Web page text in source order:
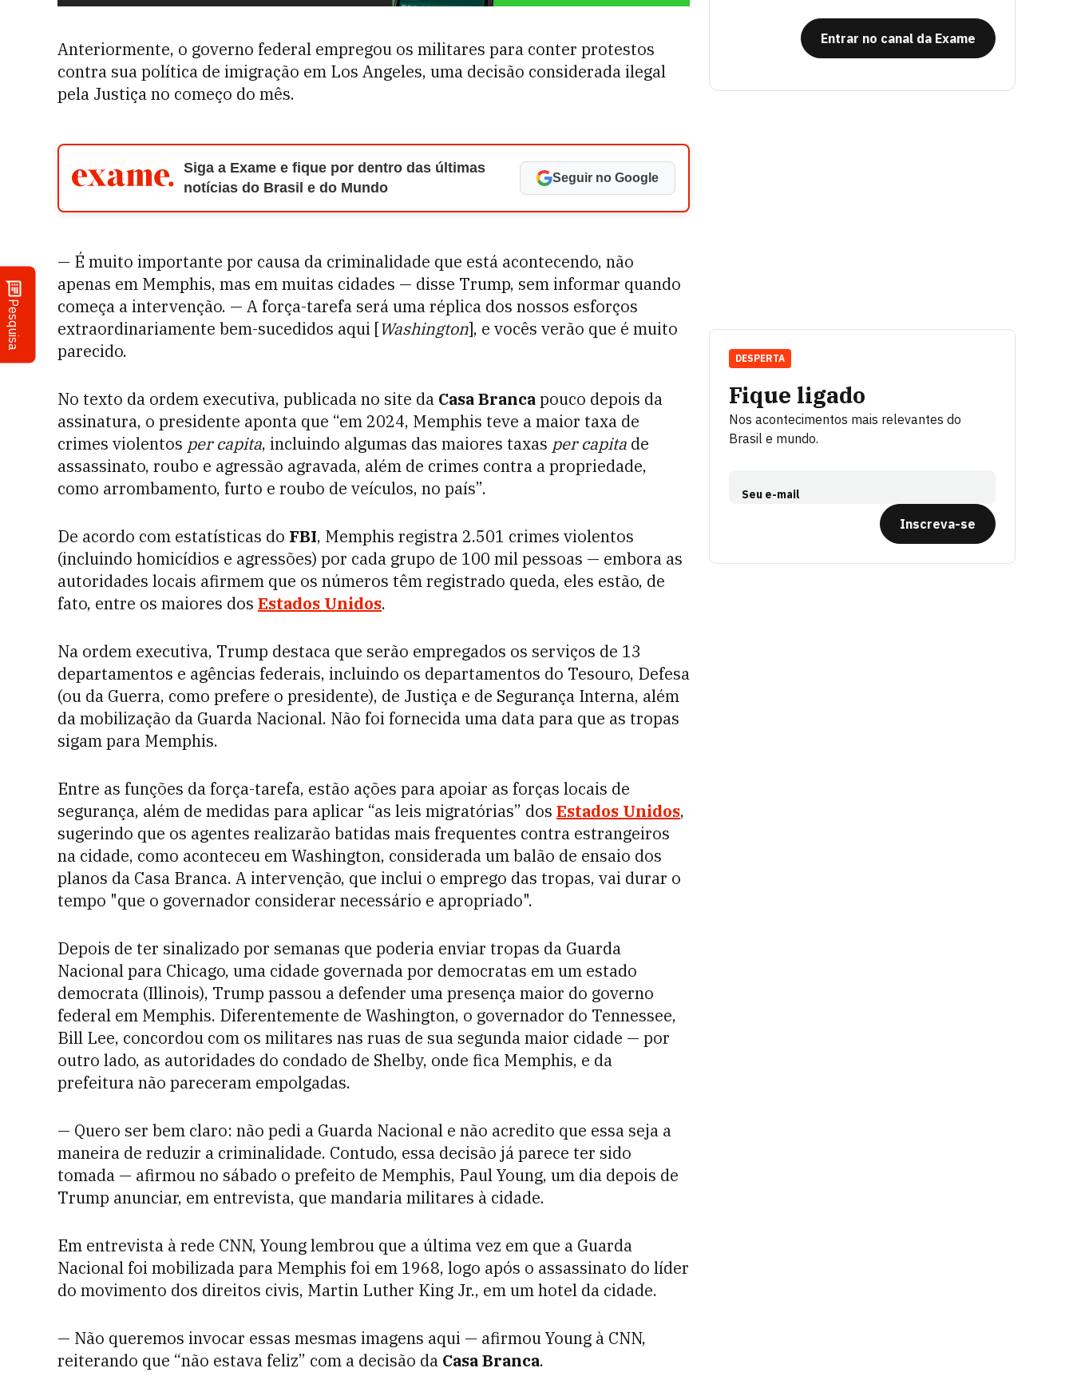
Pesquisa
Anteriormente, o governo federal empregou os militares para conter protestos
contra sua política de imigração em Los Angeles, uma decisão considerada ilegal
pela Justiça no começo do mês.
Siga a Exame e fique por dentro das últimas
notícias do Brasil e do Mundo
Seguir no Google
— É muito importante por causa da criminalidade que está acontecendo, não
apenas em Memphis, mas em muitas cidades — disse Trump, sem informar quando
começa a intervenção. — A força-tarefa será uma réplica dos nossos esforços
extraordinariamente bem-sucedidos aqui [Washington], e vocês verão que é muito
parecido.
No texto da ordem executiva, publicada no site da Casa Brancapouco depois da
assinatura, o presidente aponta que “em 2024, Memphis teve a maior taxa de
crimes violentos per capita, incluindo algumas das maiores taxas per capita de
assassinato, roubo e agressão agravada, além de crimes contra a propriedade,
como arrombamento, furto e roubo de veículos, no país”.
De acordo com estatísticas do FBI, Memphis registra 2.501 crimes violentos
(incluindo homicídios e agressões) por cada grupo de 100 mil pessoas — embora as
autoridades locais afirmem que os números têm registrado queda, eles estão, de
fato, entre os maiores dos Estados Unidos.
Na ordem executiva, Trump destaca que serão empregados os serviços de 13
departamentos e agências federais, incluindo os departamentos do Tesouro, Defesa
(ou da Guerra, como prefere o presidente), de Justiça e de Segurança Interna, além
da mobilização da Guarda Nacional. Não foi fornecida uma data para que as tropas
sigam para Memphis.
Entre as funções da força-tarefa, estão ações para apoiar as forças locais de
segurança, além de medidas para aplicar “as leis migratórias” dos Estados Unidos,
sugerindo que os agentes realizarão batidas mais frequentes contra estrangeiros
na cidade, como aconteceu em Washington, considerada um balão de ensaio dos
planos da Casa Branca. A intervenção, que inclui o emprego das tropas, vai durar o
tempo "que o governador considerar necessário e apropriado".
Depois de ter sinalizado por semanas que poderia enviar tropas da Guarda
Nacional para Chicago, uma cidade governada por democratas em um estado
democrata (Illinois), Trump passou a defender uma presença maior do governo
federal em Memphis. Diferentemente de Washington, o governador do Tennessee,
Bill Lee, concordou com os militares nas ruas de sua segunda maior cidade — por
outro lado, as autoridades do condado de Shelby, onde fica Memphis, e da
prefeitura não pareceram empolgadas.
— Quero ser bem claro: não pedi a Guarda Nacional e não acredito que essa seja a
maneira de reduzir a criminalidade. Contudo, essa decisão já parece ter sido
tomada — afirmou no sábado o prefeito de Memphis, Paul Young, um dia depois de
Trump anunciar, em entrevista, que mandaria militares à cidade.
Em entrevista à rede CNN, Young lembrou que a última vez em que a Guarda
Nacional foi mobilizada para Memphis foi em 1968, logo após o assassinato do líder
do movimento dos direitos civis, Martin Luther King Jr., em um hotel da cidade.
— Não queremos invocar essas mesmas imagens aqui — afirmou Young à CNN,
reiterando que “não estava feliz” com a decisão da Casa Branca.
Entrar no canal da Exame
Fique ligado
Nos acontecimentos mais relevantes do
Brasil e mundo.
Seu e-mail
Inscreva-se
DESPERTA